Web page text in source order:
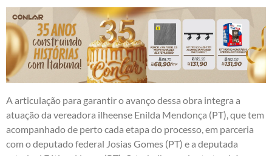
A articulação para garantir o avanço dessa obra integra a
atuação da vereadora ilheense Enilda Mendonça (PT), que tem
acompanhado de perto cada etapa do processo, em parceria
com o deputado federal Josias Gomes (PT) e a deputada